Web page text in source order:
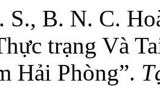
S., B. N. C.
trạng Và
Hải Phòng”.